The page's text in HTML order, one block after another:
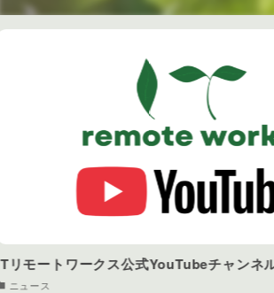
代表・上塚が「ホリスペ！」に出演しま
ニュース